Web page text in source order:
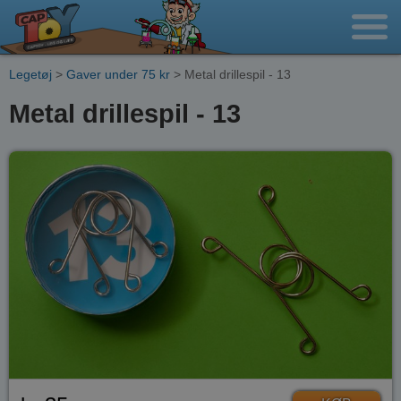
Legetøj > Gaver under 75 kr > Metal drillespil - 13
Metal drillespil - 13